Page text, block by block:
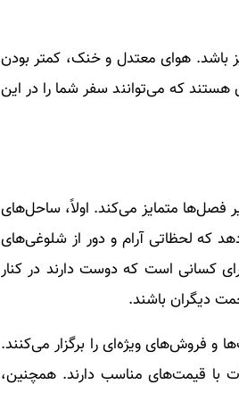
باشد. هوای معتدل و خنک، کمتر بودن
که می‌توانند سفر شما را در این
فصل‌ها متمایز می‌کند. اولاً، ساحل‌های
که لحظاتی آرام و دور از شلوغی‌های
کسانی است که دوست دارند در کنار
دیگران باشند.
و فروش‌های ویژه‌ای را برگزار می‌کنند.
با قیمت‌های مناسب دارند. همچنین،